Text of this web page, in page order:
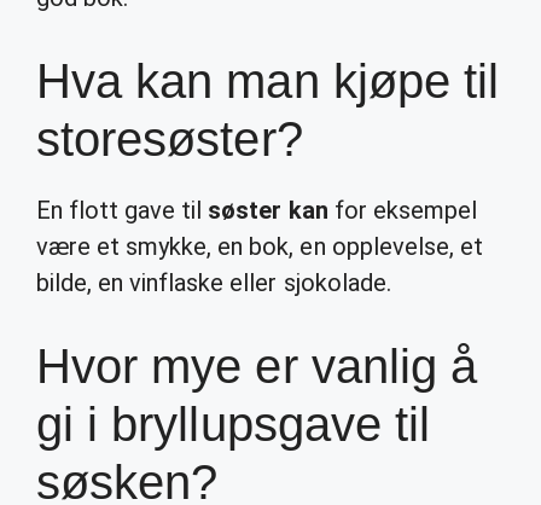
Hva kan man kjøpe til
storesøster?
En flott gave til søster kan for eksempel
være et smykke, en bok, en opplevelse, et
bilde, en vinflaske eller sjokolade.
Hvor mye er vanlig å
gi i bryllupsgave til
søsken?